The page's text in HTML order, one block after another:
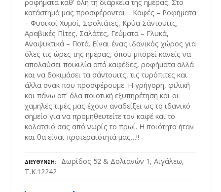
ροφήματα καθ' όλη τη διάρκεια της ημέρας. Στο
κατάστημά μας προσφέρονται… Καφές – Ροφήματα
– Φυσικοί Χυμοί, Σφολιάτες, Κρύα Σάντουιτς,
Αραβικές Πίτες, Σαλάτες, Γεύματα – Γλυκά,
Αναψυκτικά – Ποτά. Είναι ένας ιδανικός χώρος για
όλες τις ώρες της ημέρας, όπου μπορεί κανείς να
απολαύσει ποικιλία από καφέδες, ροφήματα αλλά
και να δοκιμάσει τα σάντουιτς, τις τυρόπιτες και
άλλα σνακ που προσφέρουμε. Η γρήγορη, φιλική
και πάνω απ' όλα ποιοτική εξυπηρέτηση και οι
χαμηλές τιμές μας έχουν αναδείξει ως το ιδανικό
σημείο για να προμηθευτείτε τον καφέ και το
κολατσιό σας από νωρίς το πρωί. Η ποιότητα ήταν
και θα είναι προτεραιότητά μας…!!
ΔΙΕΎΘΥΝΣΗ
Δωρίδος 52 & Δολιανών 1, Αιγάλεω,
Τ.Κ.12242